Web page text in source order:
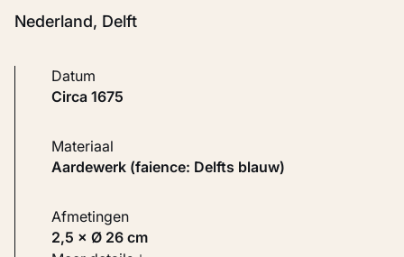
Nederland, Delft
Datum
circa 1675
Materiaal
Aardewerk (faience: Delfts blauw)
Afmetingen
2,5 × Ø 26 cm